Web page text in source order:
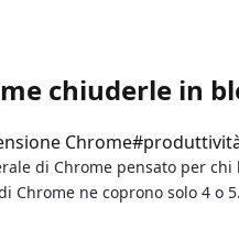
chiuderle in
Chrome#
di Chrome pensato per
ne coprono solo 4 o 5.